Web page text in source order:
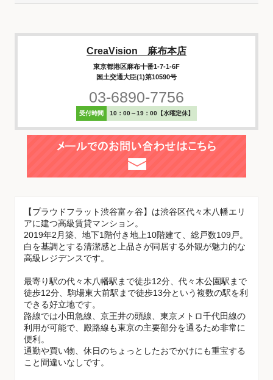
CreaVision 麻布本店
東京都港区麻布十番1-7-1-6F
国土交通大臣(1)第10590号
03-6890-7756
受付時間 10：00～19：00【水曜定休】
【プラウドフラット渋谷富ヶ谷】は渋谷区代々木八幡エリ
アに建つ高級賃貸マンション。
2019年2月築、地下1階付き地上10階建て、総戸数109戸。
白を基調とする清潔感と上品さが同居する外観が魅力的な
高級レジデンスです。
最寄り駅の代々木八幡駅まで徒歩12分、代々木公園駅まで
徒歩12分、駒場東大前駅まで徒歩13分という複数の駅を利
できる好立地です。
路線では小田急線、京王井の頭線、東京メトロ千代田線の
利用が可能で、殿路線も東京の主要部分を通るため非常に
便利。
通勤や買い物、休日のちょっとしたおでかけにも重宝する
こと間違いなしです。